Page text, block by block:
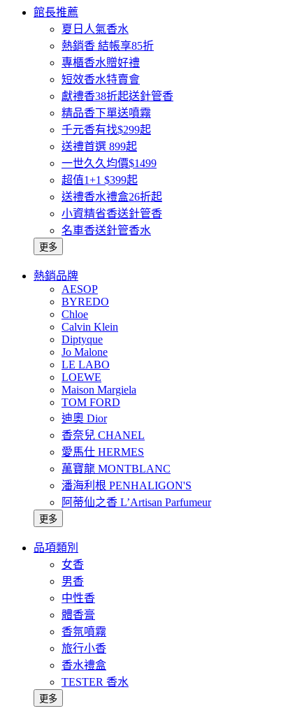
館長推薦
夏日人氣香水
熱銷香 結帳享85折
專櫃香水贈好禮
短效香水特賣會
獻禮香38折起送針管香
精品香下單送噴霧
千元香有找$299起
送禮首選 899起
一世久久均價$1499
超值1+1 $399起
送禮香水禮盒26折起
小資精省香送針管香
名車香送針管香水
更多
熱銷品牌
AESOP
BYREDO
Chloe
Calvin Klein
Diptyque
Jo Malone
LE LABO
LOEWE
Maison Margiela
TOM FORD
迪奧 Dior
香奈兒 CHANEL
愛馬仕 HERMES
萬寶龍 MONTBLANC
潘海利根 PENHALIGON'S
阿蒂仙之香 L’Artisan Parfumeur
更多
品項類別
女香
男香
中性香
體香膏
香氛噴霧
旅行小香
香水禮盒
TESTER 香水
更多